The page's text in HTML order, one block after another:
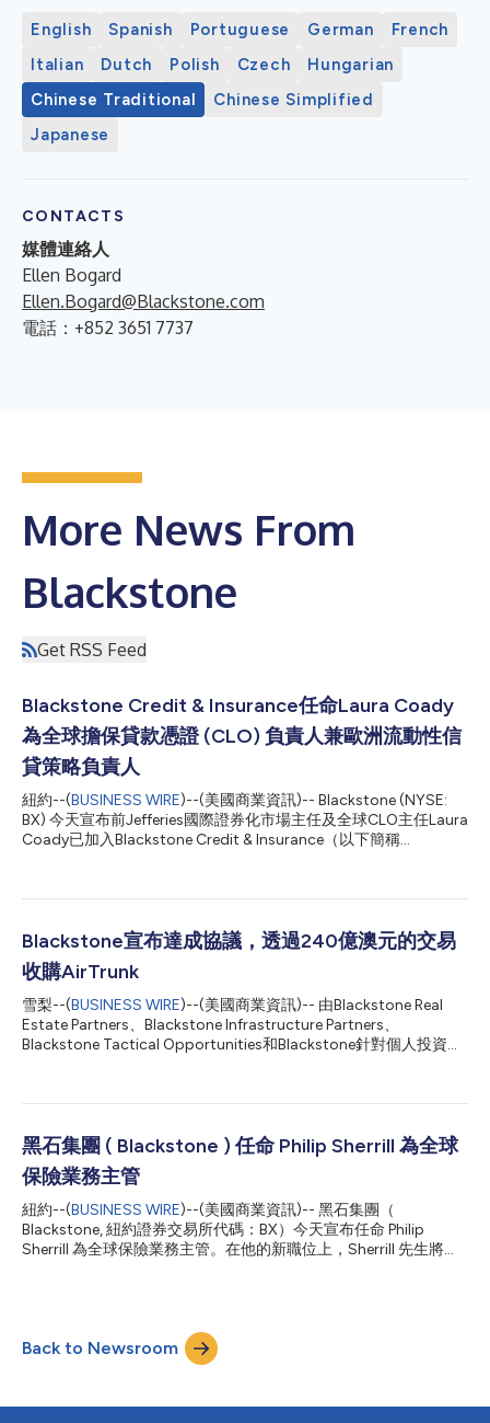
English Spanish Portuguese German
French
Italian
Dutch Polish Czech
Hungarian
Chinese Traditional
Chinese Simplified
Japanese
CONTACTS
媒體連絡人
Ellen Bogard
Ellen.Bogard@Blackstone.com
電話：+852 3651 7737
More News From
Blackstone
Get RSS Feed
Blackstone Credit & Insurance任命Laura Coady
為全球擔保貸款憑證 (CLO) 負責人兼歐洲流動性信
貸策略負責人
紐約--(BUSINESS WIRE)--(美國商業資訊)-- Blackstone (NYSE:
BX) 今天宣布前Jefferies國際證券化市場主任及全球CLO主任Laura
Coady已加入Blackstone Credit & Insurance（以下簡稱
點，監督BXCI的全球CLO活動，包括CLO的組成和投資，並主導在
款、CLO和多元資產信貸管理價值1200億美元的資產。
Blackstone是全球最大的CLO及貸款管理者，也是最積極的貸款交
易商。該公司在2024年創下全球年度CLO發行量的新高，打破
Blackstone之前在2021創下的紀錄。 BXCI國際主任及全球流動性
信貸策略主任Dan Leiter表示：「我們熱烈歡迎Laura加入本公司，
進一步強化本公司的全球CLO特許經營並在全歐洲擴大業務。由於
客戶越來越認同BXCI的規模優勢以及透析整個變幻莫測的信用環境
Blackstone宣布達成協議，透過240億澳元的交易
收購AirTrunk
雪梨--(BUSINESS WIRE)--(美國商業資訊)-- 由Blackstone Real
Estate Partners、Blackstone Infrastructure Partners、
Blackstone Tactical Opportunities和Blackstone針對個人投資人
Management和加拿大公共部門退休金投資委員會手中收購亞太地
過240億澳元1。這是Blackstone在亞太地區的最大一筆投資。該
交易須經澳洲外國投資審查委員會核准。 AirTrunk是亞太地區最大
的資料中心平台，在澳洲、日本、馬來西亞、香港和新加坡擁有相
當大的影響力。它承諾為客戶提供超過800MW的容量，並擁有土
地可支援該地區未來實現超過1GW的成長。 Blackstone總裁兼營
運長Jon Gray表示：「這是Blackstone的最佳狀態——利用我們
的全球平台來投資於...
黑石集團 ( Blackstone ) 任命 Philip Sherrill 為全球
保險業務主管
紐約--(BUSINESS WIRE)--(美國商業資訊)-- 黑石集團（
Blackstone, 紐約證券交易所代碼：BX）今天宣布任命 Philip
Sherrill 為全球保險業務主管。在他的新職位上，Sherrill 先生將專
公司的規模和廣度為黑石的保險客戶提供服務，以推動更強勁的長
期業績，並最終滿足更多保單持有人的需求。 黑石信貸和保險全
球主管 Gilles Dellaert 表示：「我們非常歡迎 Phil 加入黑石擔任全
頭，我們看到了擺在我們面前的重大機遇。Phil 的經驗和專業知識
Back to Newsroom